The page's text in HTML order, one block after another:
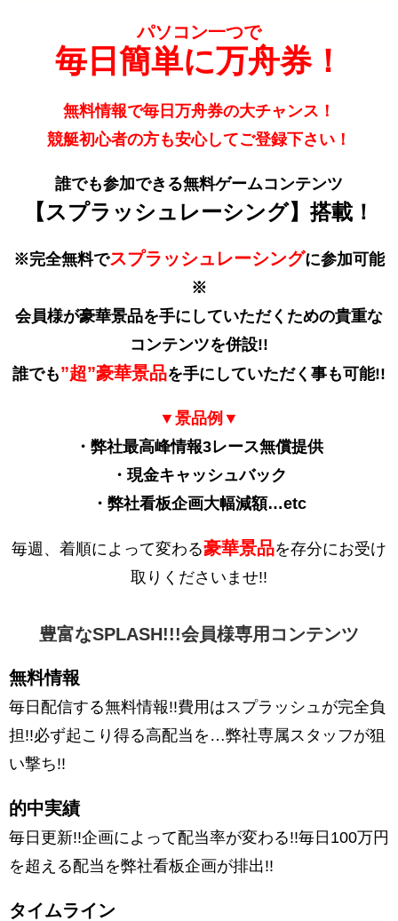
パソコン一つで
毎日簡単に万舟券！
無料情報で毎日万舟券の大チャンス！
競艇初心者の方も安心してご登録下さい！
誰でも参加できる無料ゲームコンテンツ
【スプラッシュレーシング】搭載！
※完全無料でスプラッシュレーシングに参加可能
※
会員様が豪華景品を手にしていただくための貴重な
コンテンツを併設!!
誰でも”超”豪華景品を手にしていただく事も可能!!
▼景品例▼
・弊社最高峰情報3レース無償提供
・現金キャッシュバック
・弊社看板企画大幅減額…etc
毎週、着順によって変わる豪華景品を存分にお受け
取りくださいませ!!
豊富なSPLASH!!!会員様専用コンテンツ
無料情報
毎日配信する無料情報!!費用はスプラッシュが完全負
担!!必ず起こり得る高配当を…弊社専属スタッフが狙
い撃ち!!
的中実績
毎日更新!!企画によって配当率が変わる!!毎日100万円
を超える配当を弊社看板企画が排出!!
タイムライン